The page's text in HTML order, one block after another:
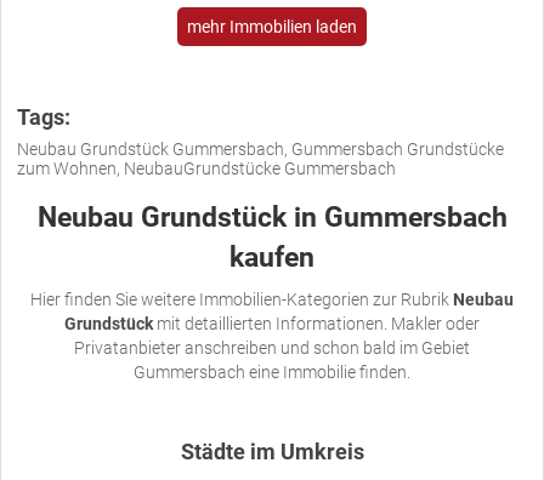
mehr Immobilien laden
Tags:
Neubau Grundstück Gummersbach, Gummersbach Grundstücke
zum Wohnen, NeubauGrundstücke Gummersbach
Neubau Grundstück in Gummersbach
kaufen
Hier finden Sie weitere Immobilien-Kategorien zur Rubrik Neubau
Grundstück mit detaillierten Informationen. Makler oder
Privatanbieter anschreiben und schon bald im Gebiet
Gummersbach eine Immobilie finden.
Städte im Umkreis